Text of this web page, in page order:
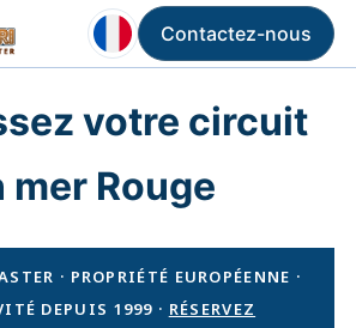
Contactez-nous
votre circuit
mer Rouge
· PROPRIÉTÉ EUROPÉENNE ·
DEPUIS 1999 · RÉSERVEZ